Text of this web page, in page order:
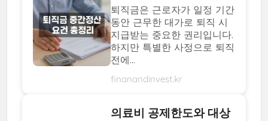
퇴직금은 근로자가 일정 기간
동안 근무한 대가로 퇴직 시
지급받는 중요한 권리입니다.
하지만 특별한 사정으로 퇴직
전에...
finanandinvest.kr
의료비 공제한도와 대상